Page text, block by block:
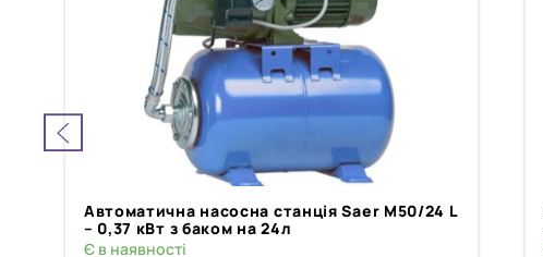
Автоматична насосна станція Saer M50/24 L
– 0,37 кВт з баком на 24л
Є в наявності